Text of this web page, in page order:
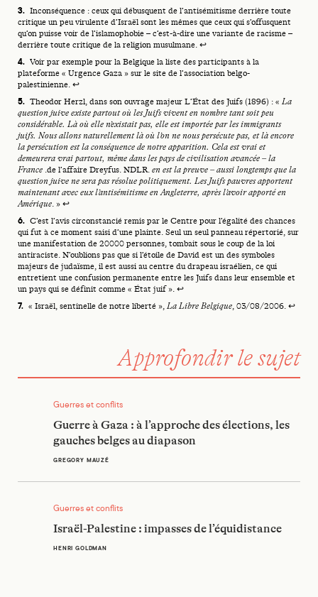
Approfondir le sujet
Guerres et conflits
Guerre à Gaza : à l’approche des élections, les
gauches belges au diapason
GREGORY MAUZÉ
Guerres et conflits
Israël-Palestine : impasses de l’équidistance
HENRI GOLDMAN
Inconséquence : ceux qui débusquent de l’antisémitisme derrière toute
critique un peu virulente d’Israël sont les mêmes que ceux qui s’offusquent
qu’on puisse voir de l’islamophobie – c’est-à-dire une variante de racisme –
derrière toute critique de la religion musulmane. ↩
Voir par exemple pour la Belgique la liste des participants à la
plateforme « Urgence Gaza » sur le site de l’association belgo-
palestinienne. ↩
Theodor Herzl, dans son ouvrage majeur L’État des Juifs (1896) : «La
question juive existe partout où les Juifs vivent en nombre tant soit peu
considérable. Là où elle n’existait pas, elle est importée par les immigrants
juifs. Nous allons naturellement là où l’on ne nous persécute pas, et là encore
la persécution est la conséquence de notre apparition. Cela est vrai et
demeurera vrai partout, même dans les pays de civilisation avancée – la
France .de l’affaire Dreyfus. NDLR. en est la preuve – aussi longtemps que la
question juive ne sera pas résolue politiquement. Les Juifs pauvres apportent
maintenant avec eux l’antisémitisme en Angleterre, après l’avoir apporté en
Amérique. » ↩
C’est l’avis circonstancié remis par le Centre pour l’égalité des chances
qui fut à ce moment saisi d’une plainte. Seul un seul panneau répertorié, sur
une manifestation de 20000 personnes, tombait sous le coup de la loi
antiraciste. N’oublions pas que si l’étoile de David est un des symboles
majeurs de judaïsme, il est aussi au centre du drapeau israélien, ce qui
entretient une confusion permanente entre les Juifs dans leur ensemble et
un pays qui se définit comme « État juif ». ↩
« Israël, sentinelle de notre liberté »,La Libre Belgique, 03/08/2006. ↩